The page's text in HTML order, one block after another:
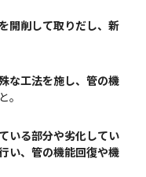
開削して取りだし、新
な工法を施し、管の機
。
いる部分や劣化してい
い、管の機能回復や機